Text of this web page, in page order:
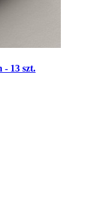
- 13 szt.